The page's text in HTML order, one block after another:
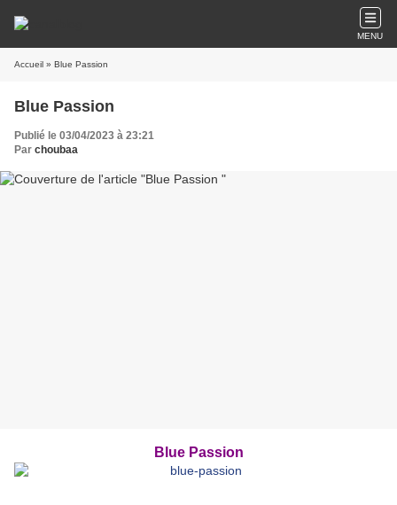
MENU
Accueil » Blue Passion
Blue Passion
Publié le 03/04/2023 à 23:21
Par choubaa
Blue Passion